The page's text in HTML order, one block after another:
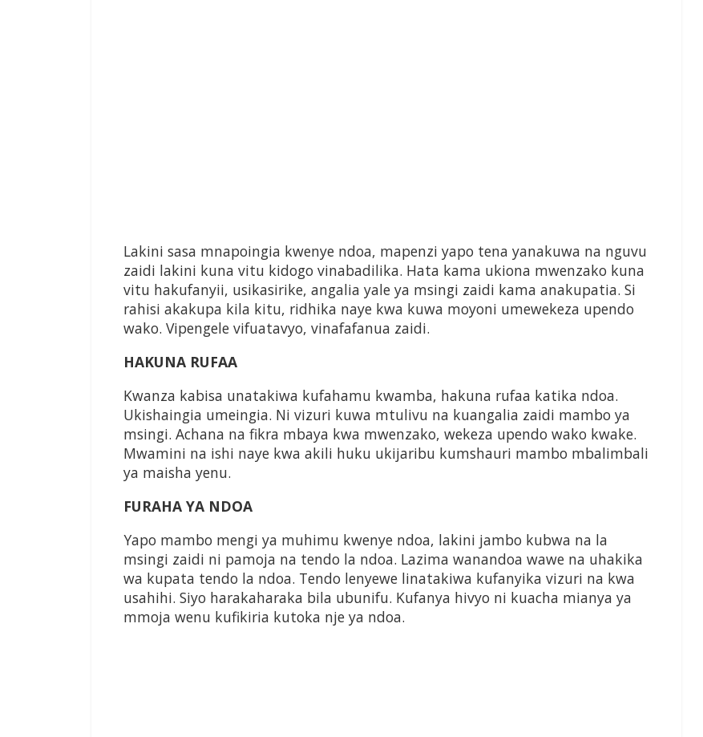
Lakini sasa mnapoingia kwenye ndoa, mapenzi yapo tena yanakuwa na nguvu
zaidi lakini kuna vitu kidogo vinabadilika. Hata kama ukiona mwenzako kuna
vitu hakufanyii, usikasirike, angalia yale ya msingi zaidi kama anakupatia. Si
rahisi akakupa kila kitu, ridhika naye kwa kuwa moyoni umewekeza upendo
wako. Vipengele vifuatavyo, vinafafanua zaidi.
HAKUNA RUFAA
Kwanza kabisa unatakiwa kufahamu kwamba, hakuna rufaa katika ndoa.
Ukishaingia umeingia. Ni vizuri kuwa mtulivu na kuangalia zaidi mambo ya
msingi. Achana na fikra mbaya kwa mwenzako, wekeza upendo wako kwake.
Mwamini na ishi naye kwa akili huku ukijaribu kumshauri mambo mbalimbali
ya maisha yenu.
FURAHA YA NDOA
Yapo mambo mengi ya muhimu kwenye ndoa, lakini jambo kubwa na la
msingi zaidi ni pamoja na tendo la ndoa. Lazima wanandoa wawe na uhakika
wa kupata tendo la ndoa. Tendo lenyewe linatakiwa kufanyika vizuri na kwa
usahihi. Siyo harakaharaka bila ubunifu. Kufanya hivyo ni kuacha mianya ya
mmoja wenu kufikiria kutoka nje ya ndoa.